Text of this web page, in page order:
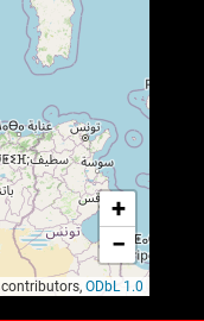
+
−
contributors,ODbL 1.0